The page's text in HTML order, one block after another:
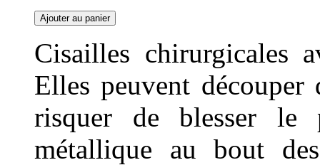
Ajouter au panier
Cisailles chirurgicales
Elles peuvent découper
risquer de blesser le
métallique au bout